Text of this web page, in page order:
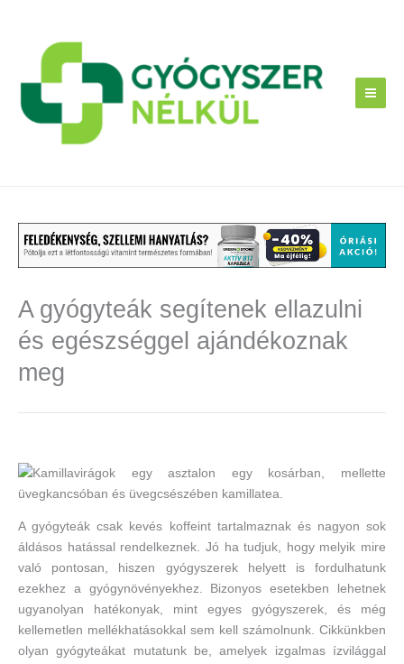
A gyógyteák segítenek ellazulni
és egészséggel ajándékoznak
meg
A gyógyteák csak kevés koffeint tartalmaznak és nagyon sok
áldásos hatással rendelkeznek. Jó ha tudjuk, hogy melyik mire
való pontosan, hiszen gyógyszerek helyett is fordulhatunk
ezekhez a gyógynövényekhez. Bizonyos esetekben lehetnek
ugyanolyan hatékonyak, mint egyes gyógyszerek, és még
kellemetlen mellékhatásokkal sem kell számolnunk. Cikkünkben
olyan gyógyteákat mutatunk be, amelyek izgalmas ízvilággal